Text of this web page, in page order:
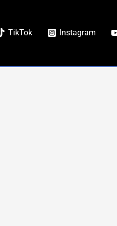
TikTok Instagram